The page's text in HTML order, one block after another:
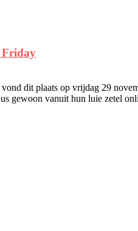
Friday
dit plaats op vrijdag 29
gewoon vanuit hun luie zetel